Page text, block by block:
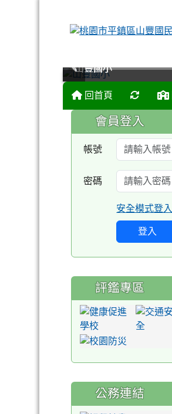
山豐國小
山豐國小
山豐國小
山豐國小
回首頁
:::
會員登入
帳號
密碼
安全模式登入
登入
評鑑專區
公務連結